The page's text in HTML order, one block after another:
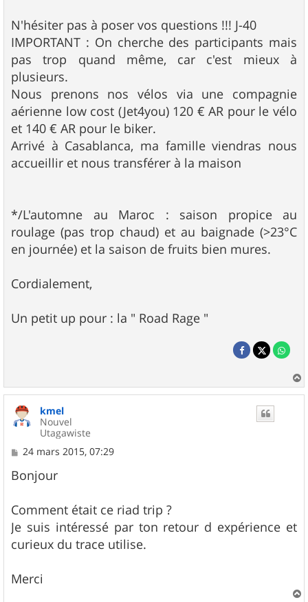
N'hésiter pas à poser vos questions !!! J-40
IMPORTANT : On cherche des participants mais
pas trop quand même, car c'est mieux à
plusieurs.
Nous prenons nos vélos via une compagnie
aérienne low cost (Jet4you) 120 € AR pour le vélo
et 140 € AR pour le biker.
Arrivé à Casablanca, ma famille viendras nous
accueillir et nous transférer à la maison
*/L'automne au Maroc : saison propice au
roulage (pas trop chaud) et au baignade (>23°C
en journée) et la saison de fruits bien mures.
Cordialement,
Un petit up pour : la " Road Rage "
a
kmel
Nouvel
Utagawiste
M
s
s
g
e
24 mars 2015, 07:29
Bonjour
Comment était ce riad trip ?
Je suis intéressé par ton retour d expérience et
curieux du trace utilise.
Merci